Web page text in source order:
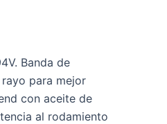
Banda de
para mejor
con aceite de
al rodamiento